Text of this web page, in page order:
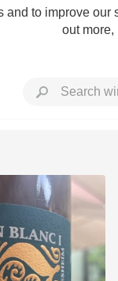
to improve our
out